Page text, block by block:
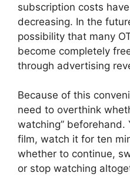
subscription costs
decreasing. In the
possibility that many
become completely
through advertising
Because of this
need to overthink
watching” beforehand.
film, watch it for ten
whether to continue,
or stop watching